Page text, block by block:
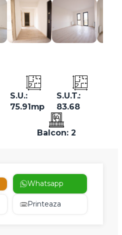
S.U.:
75.91mp
S.U.T.:
83.68
Balcon: 2
Whatsapp
Printeaza